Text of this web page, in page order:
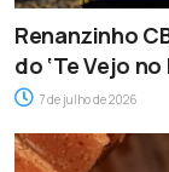
Renanzinho
do ‘Te Vejo no
7 de julho de 2026